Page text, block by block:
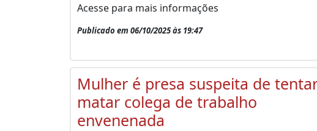
Acesse para mais informações
Publicado em 06/10/2025 às 19:47
Mulher é presa suspeita de
matar colega de trabalho
envenenada